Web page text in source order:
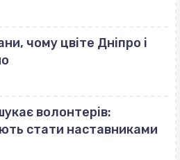
чому цвіте Дніпро і
волонтерів:
стати наставниками